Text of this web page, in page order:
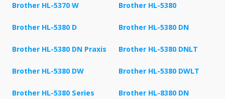
Brother HL-5370 W Brother HL-5380
Brother HL-5380 D Brother HL-5380 DN
Brother HL-5380 DN Praxis Brother HL-5380 DNLT
Brother HL-5380 DW Brother HL-5380 DWLT
Brother HL-5380 Series Brother HL-8380 DN